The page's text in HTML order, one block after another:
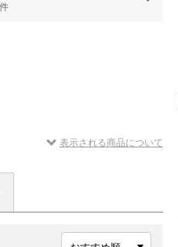
件
表示される商品について